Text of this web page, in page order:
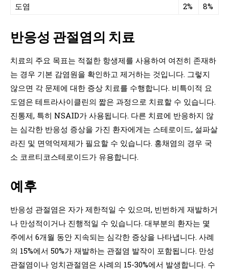
도염
2%
8%
반응성 관절염의 치료
치료의 주요 목표는 적절한 항생제를 사용하여 여전히 존재하
는 경우 기본 감염원을 확인하고 제거하는 것입니다. 그렇지
않으면 각 문제에 대한 증상 치료를 수행합니다. 비특이적 요
도염은 테트라사이클린의 짧은 과정으로 치료할 수 있습니다.
진통제, 특히 NSAID가 사용됩니다. 다른 치료에 반응하지 않
는 심각한 반응성 증상을 가진 환자에게는 스테로이드, 설파살
라진 및 면역억제제가 필요할 수 있습니다. 홍채염의 경우 국
소 코르티코스테로이드가 유용합니다.
예후
반응성 관절염은 자가 제한적일 수 있으며, 빈번하게 재발하거
나 만성적이거나 진행적일 수 있습니다. 대부분의 환자는 몇
주에서 6개월 동안 지속되는 심각한 증상을 나타냅니다. 사례
의 15%에서 50%가 재발하는 관절염 발작이 포함됩니다. 만성
관절염이나 엉치관절염은 사례의 15-30%에서 발생합니다. 수